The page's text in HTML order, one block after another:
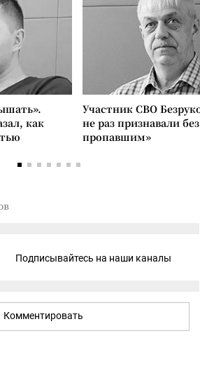
как
Участник СВО
не раз признавали
пропавшим»
Подписывайтесь на наши каналы
Комментировать